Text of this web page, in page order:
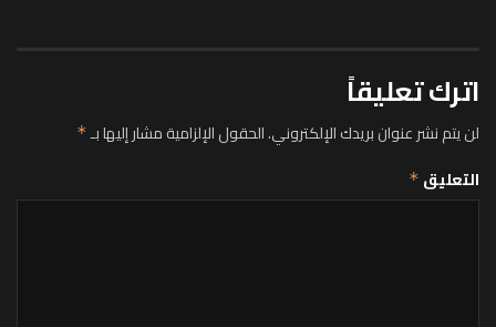
اترك تعليقاً
لن يتم نشر عنوان بريدك الإلكتروني.الحقول الإلزامية مشار إليها بـ*
التعليق *